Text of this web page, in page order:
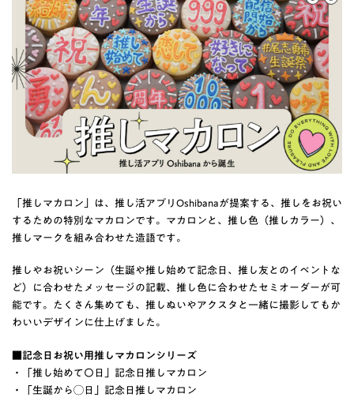
「推しマカロン」は、推し活アプリOshibanaが提案する、推しをお祝い
するための特別なマカロンです。マカロンと、推し色（推しカラー）、
推しマークを組み合わせた造語です。
推しやお祝いシーン（生誕や推し始めて記念日、推し友とのイベントな
ど）に合わせたメッセージの記載、推し色に合わせたセミオーダーが可
能です。たくさん集めても、推しぬいやアクスタと一緒に撮影してもか
わいいデザインに仕上げました。
■記念日お祝い用推しマカロンシリーズ
・「推し始めて〇日」記念日推しマカロン
・「生誕から◯日」記念日推しマカロン